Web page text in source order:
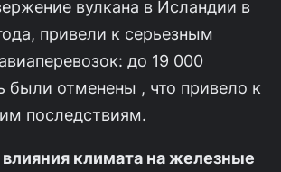
вулкана в Исландии в
привели к серьезным
до 19 000
были отменены , что привело к
последствиям.
влияния климата на железные